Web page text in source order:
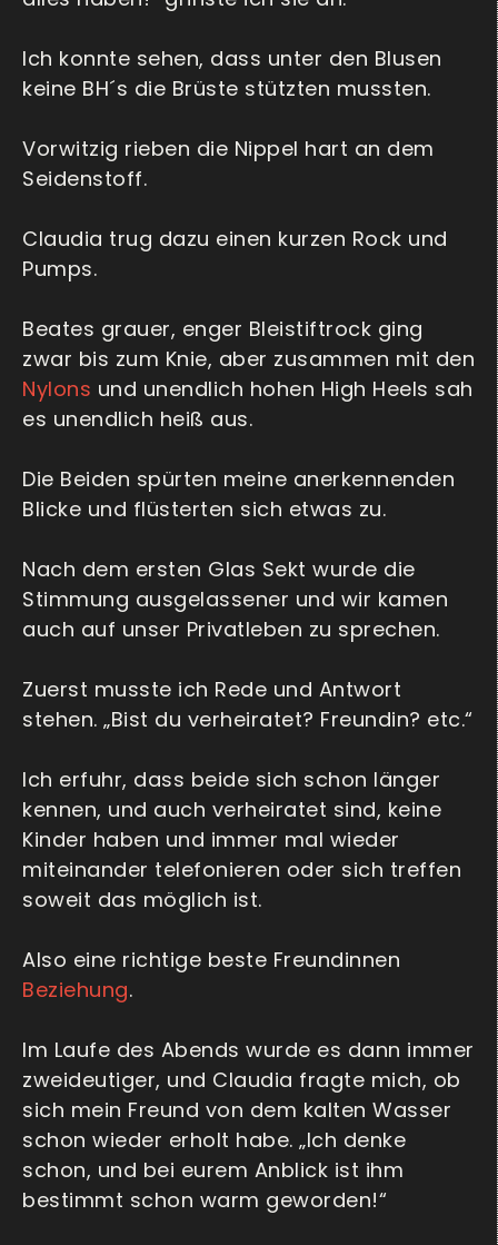
Ich konnte sehen, dass unter den Blusen
keine BH´s die Brüste stützten mussten.
Vorwitzig rieben die Nippel hart an dem
Seidenstoff.
Claudia trug dazu einen kurzen Rock und
Pumps.
Beates grauer, enger Bleistiftrock ging
zwar bis zum Knie, aber zusammen mit den
Nylons und unendlich hohen High Heels sah
es unendlich heiß aus.
Die Beiden spürten meine anerkennenden
Blicke und flüsterten sich etwas zu.
Nach dem ersten Glas Sekt wurde die
Stimmung ausgelassener und wir kamen
auch auf unser Privatleben zu sprechen.
Zuerst musste ich Rede und Antwort
stehen. „Bist du verheiratet? Freundin? etc.“
Ich erfuhr, dass beide sich schon länger
kennen, und auch verheiratet sind, keine
Kinder haben und immer mal wieder
miteinander telefonieren oder sich treffen
soweit das möglich ist.
Also eine richtige beste Freundinnen
Beziehung.
Im Laufe des Abends wurde es dann immer
zweideutiger, und Claudia fragte mich, ob
sich mein Freund von dem kalten Wasser
schon wieder erholt habe. „Ich denke
schon, und bei eurem Anblick ist ihm
bestimmt schon warm geworden!“